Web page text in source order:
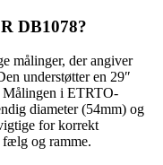
DB1078?
målinger, der angiver
understøtter en 29″
Målingen i ETRTO-
diameter (54mm) og
for korrekt
og ramme.